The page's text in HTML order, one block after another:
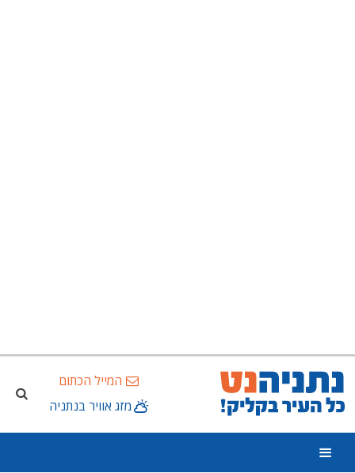
המייל הכתום
מזג אוויר בנתניה